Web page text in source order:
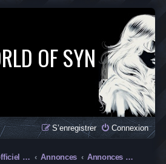
OF SYN
Connexion
S’enregistrer
Forum officiel de la Saga SYN Annonces Annonces Forum